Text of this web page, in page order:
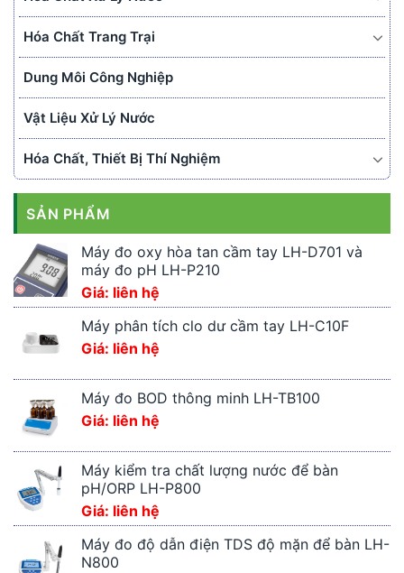
Hóa Chất Trang Trại
Dung Môi Công Nghiệp
Vật Liệu Xử Lý Nước
Hóa Chất, Thiết Bị Thí Nghiệm
SẢN PHẨM
Máy đo oxy hòa tan cầm tay LH-D701 và
máy đo pH LH-P210
Giá: liên hệ
Máy phân tích clo dư cầm tay LH-C10F
Giá: liên hệ
Máy đo BOD thông minh LH-TB100
Giá: liên hệ
Máy kiểm tra chất lượng nước để bàn
pH/ORP LH-P800
Giá: liên hệ
Máy đo độ dẫn điện TDS độ mặn để bàn LH-
N800